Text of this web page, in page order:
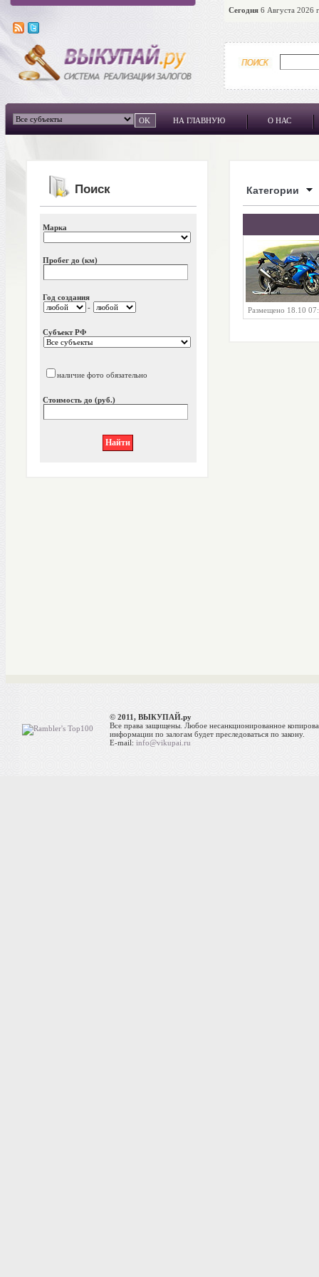
Сегодня 6 Августа 2026
НА ГЛАВНУЮ О НАС
Поиск
Марка
Пробег до (км)
Год создания
-
Субъект РФ
наличие фото обязательно
Стоимость до (руб.)
Категории
Размещено 18.10
© 2011, ВЫКУПАЙ.ру
Все права защищены. Любое несанкционированное
информации по залогам будет преследоваться по закону.
E-mail:info@vikupai.ru